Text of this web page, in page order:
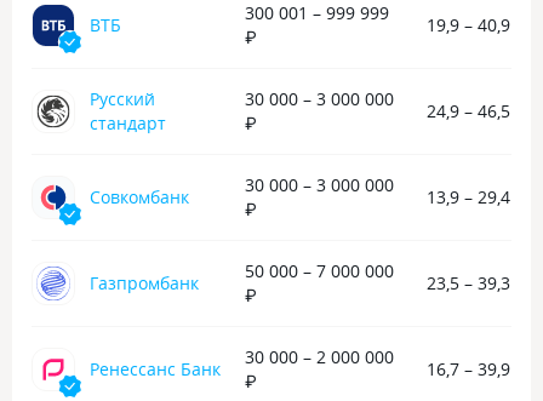
ВТБ
300 001 – 999 999
₽
19,9 – 40,9 %
Русский
стандарт
30 000 – 3 000 000
₽
24,9 – 46,5 %
Совкомбанк
30 000 – 3 000 000
₽
13,9 – 29,4 %
Газпромбанк
50 000 – 7 000 000
₽
23,5 – 39,3 %
Ренессанс Банк
30 000 – 2 000 000
₽
16,7 – 39,9 %